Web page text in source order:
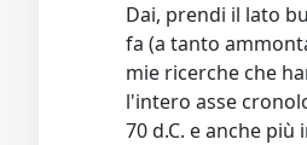
Dai, prendi il lato
fa (a tanto
mie ricerche che
l'intero asse
70 d.C. e anche più